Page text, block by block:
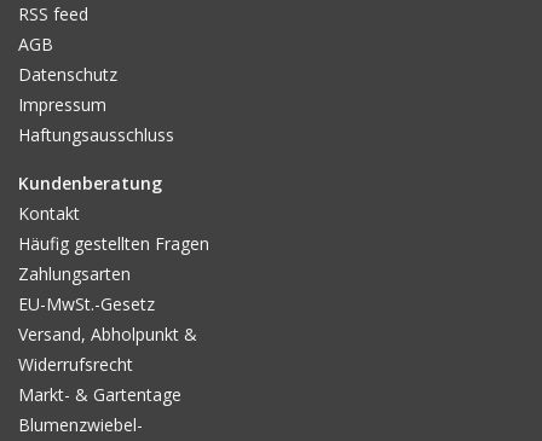
Starke Zwiebel Tage
Neuigkeiten
RSS feed
AGB
Datenschutz
Impressum
Haftungsausschluss
Kundenberatung
Kontakt
Häufig gestellten Fragen
Zahlungsarten
EU-MwSt.-Gesetz
Versand, Abholpunkt &
Widerrufsrecht
Markt- & Gartentage
Blumenzwiebel-